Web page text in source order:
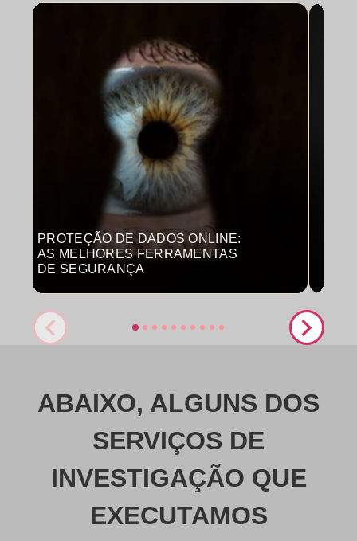
PROTEÇÃO DE DADOS ONLINE:
AS MELHORES FERRAMENTAS
DE SEGURANÇA
ABAIXO, ALGUNS DOS
SERVIÇOS DE
INVESTIGAÇÃO QUE
EXECUTAMOS